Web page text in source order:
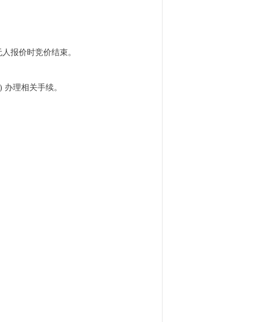
报价时竞价结束。
理相关手续。